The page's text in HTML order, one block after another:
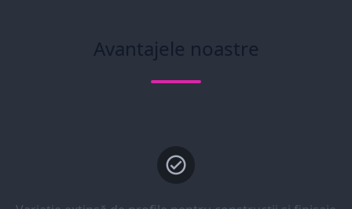
Avantajele noastre